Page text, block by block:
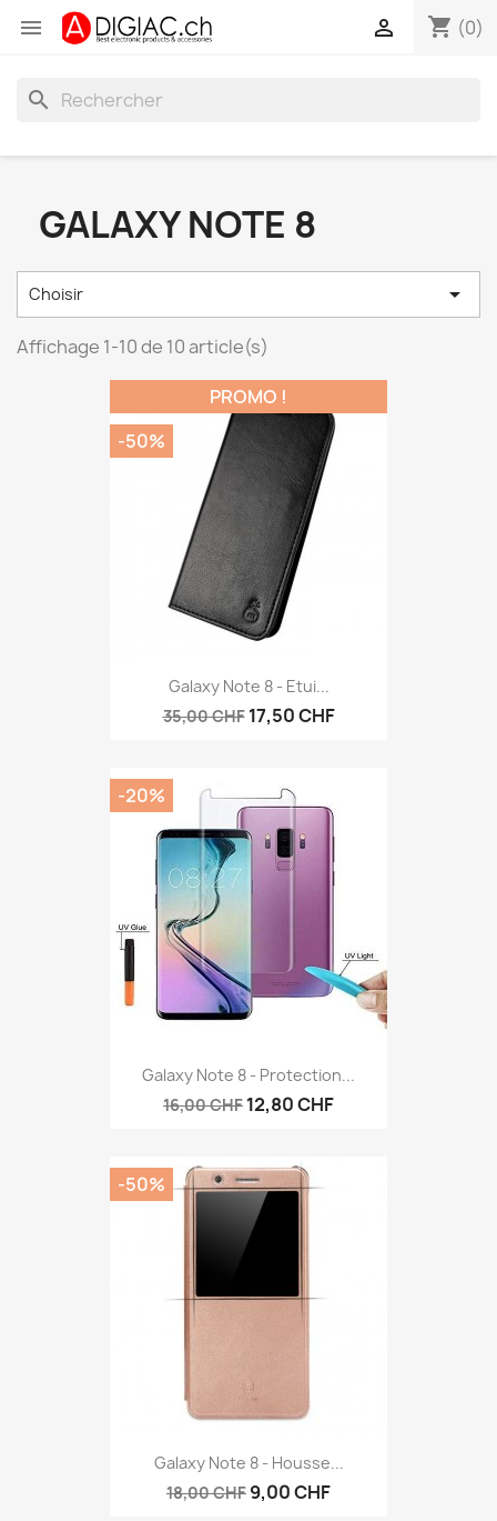
 shopping_cart (0)

search
GALAXY NOTE 8
Choisir 
Affichage 1-10 de 10 article(s)
Galaxy Note 8 - Etui...
35,00 CHF 17,50 CHF
PROMO !
-50%
Galaxy Note 8 - Protection...
16,00 CHF 12,80 CHF
-20%
Galaxy Note 8 - Housse...
18,00 CHF 9,00 CHF
-50%